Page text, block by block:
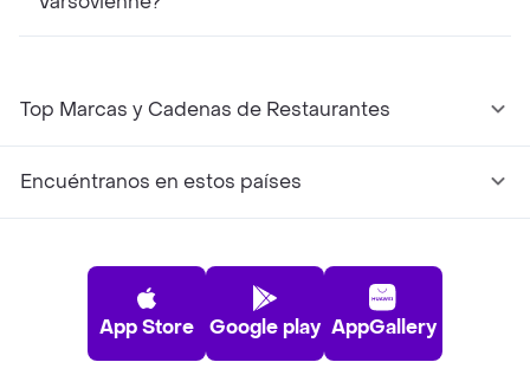
Top Marcas y Cadenas de Restaurantes
Encuéntranos en estos países
App Store Google play AppGallery